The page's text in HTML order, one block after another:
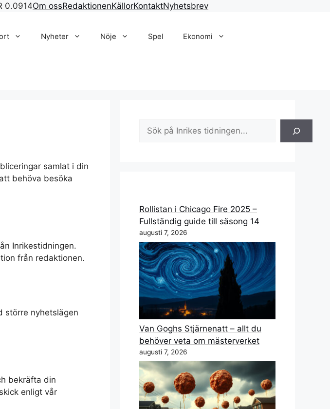
0.0914Om ossRedaktionenKällorKontaktNyhetsbrev
Nyheter Nöje Spel Ekonomi
samlat i din
behöva besöka
Inrikestidningen.
från redaktionen.
större nyhetslägen
bekräfta din
enligt vår
Sök
Rollistan i Chicago Fire 2025 –
Fullständig guide till säsong 14
augusti 7, 2026
Van Goghs Stjärnenatt – allt du
behöver veta om mästerverket
augusti 7, 2026